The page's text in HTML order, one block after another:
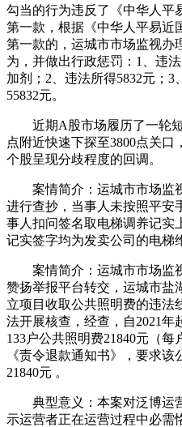
勾当的行为违反了《中华人平
第一款，根据《中华人平易近
第一款的，运城市市场监视办
为，并做出行政惩罚：1、违
加剂；2、违法所得5832元；3
55832元。
近期A股市场履历了一轮短
点附近快速下探至3800点关
个股呈现分歧程度的回调。
案情简介：运城市市场监
进行查抄，当事人未按照平安
事人扣问签名取电梯调养记实
记实签字均为发卖公司的电梯
案情简介：运城市市场监视
赞扬举报平台转交，运城市盐
立项目收取公共照明费的违法
法开展核查，经查，自2021年
133户公共照明费21840元（
《责令退款通知书》，要求
21840元 。
典型意义：本案对泛博运
示运营者正在运营过程中必需